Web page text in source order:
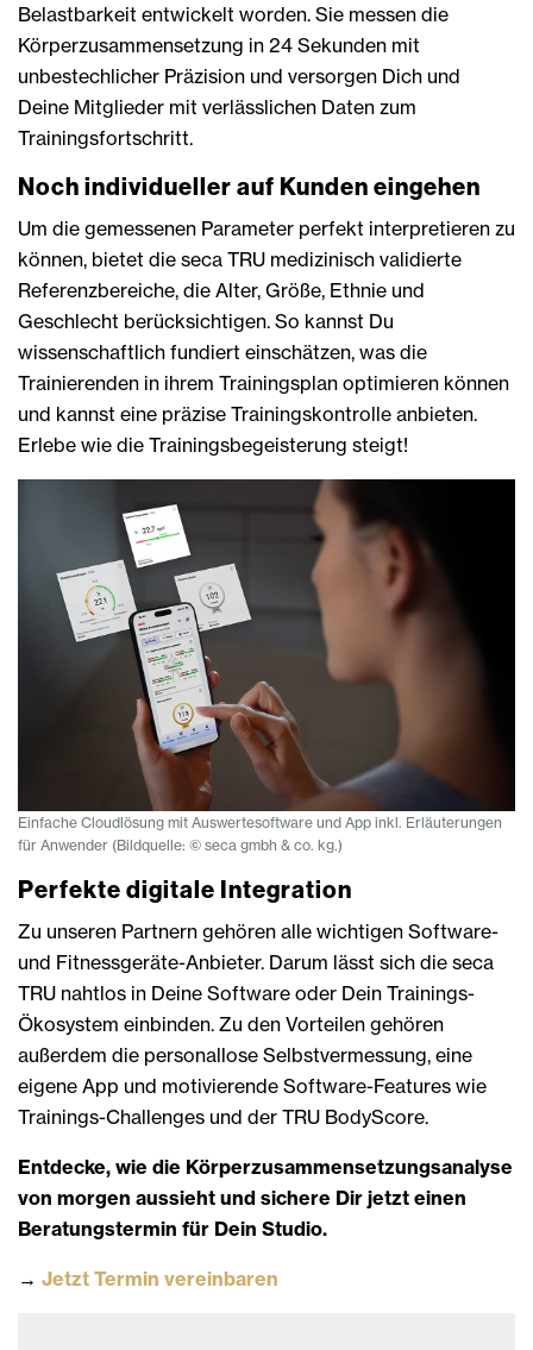
Belastbarkeit entwickelt worden. Sie messen die
Körperzusammensetzung in 24 Sekunden mit
unbestechlicher Präzision und versorgen Dich und
Deine Mitglieder mit verlässlichen Daten zum
Trainingsfortschritt.
Noch individueller auf Kunden eingehen
Um die gemessenen Parameter perfekt interpretieren zu
können, bietet die seca TRU medizinisch validierte
Referenzbereiche, die Alter, Größe, Ethnie und
Geschlecht berücksichtigen. So kannst Du
wissenschaftlich fundiert einschätzen, was die
Trainierenden in ihrem Trainingsplan optimieren können
und kannst eine präzise Trainingskontrolle anbieten.
Erlebe wie die Trainingsbegeisterung steigt!
Einfache Cloudlösung mit Auswertesoftware und App inkl. Erläuterungen
für Anwender (Bildquelle: © seca gmbh & co. kg.)
Perfekte digitale Integration
Zu unseren Partnern gehören alle wichtigen Software-
und Fitnessgeräte-Anbieter. Darum lässt sich die seca
TRU nahtlos in Deine Software oder Dein Trainings-
Ökosystem einbinden. Zu den Vorteilen gehören
außerdem die personallose Selbstvermessung, eine
eigene App und motivierende Software-Features wie
Trainings-Challenges und der TRU BodyScore.
Entdecke, wie die Körperzusammensetzungsanalyse
von morgen aussieht und sichere Dir jetzt einen
Beratungstermin für Dein Studio.
→ Jetzt Termin vereinbaren